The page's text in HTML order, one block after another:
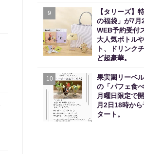
9
【タリーズ】
の福袋」が7月
WEB予約受付
大人気ボトル
ト、ドリンク
ど超豪華。
10
果実園リーベ
の「パフェ食べ
月曜日限定で
月2日18時か
タート。